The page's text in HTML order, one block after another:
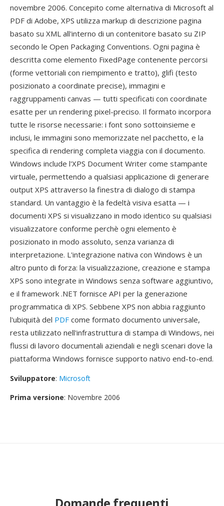
novembre 2006. Concepito come alternativa di Microsoft al
PDF di Adobe, XPS utilizza markup di descrizione pagina
basato su XML all'interno di un contenitore basato su ZIP
secondo le Open Packaging Conventions. Ogni pagina è
descritta come elemento FixedPage contenente percorsi
(forme vettoriali con riempimento e tratto), glifi (testo
posizionato a coordinate precise), immagini e
raggruppamenti canvas — tutti specificati con coordinate
esatte per un rendering pixel-preciso. Il formato incorpora
tutte le risorse necessarie: i font sono sottoinsieme e
inclusi, le immagini sono memorizzate nel pacchetto, e la
specifica di rendering completa viaggia con il documento.
Windows include l'XPS Document Writer come stampante
virtuale, permettendo a qualsiasi applicazione di generare
output XPS attraverso la finestra di dialogo di stampa
standard. Un vantaggio è la fedeltà visiva esatta — i
documenti XPS si visualizzano in modo identico su qualsiasi
visualizzatore conforme perchè ogni elemento è
posizionato in modo assoluto, senza varianza di
interpretazione. L'integrazione nativa con Windows è un
altro punto di forza: la visualizzazione, creazione e stampa
XPS sono integrate in Windows senza software aggiuntivo,
e il framework .NET fornisce API per la generazione
programmatica di XPS. Sebbene XPS non abbia raggiunto
l'ubiquità del PDF come formato documento universale,
resta utilizzato nell'infrastruttura di stampa di Windows, nei
flussi di lavoro documentali aziendali e negli scenari dove la
piattaforma Windows fornisce supporto nativo end-to-end.
Sviluppatore: Microsoft
Prima versione: Novembre 2006